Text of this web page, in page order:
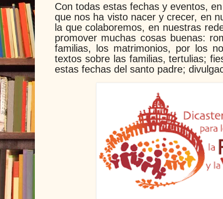
Con todas estas fechas y eventos,
que nos ha visto nacer y crecer, en
la que colaboremos, en nuestras
promover muchas cosas buenas:
familias, los matrimonios, por los
textos sobre las familias, tertulias;
estas fechas del santo padre;